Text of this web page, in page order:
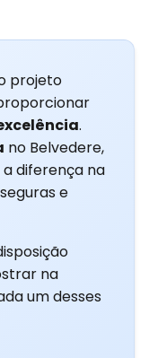
projeto
.
no Belvedere,
diferença na
e
na
um desses